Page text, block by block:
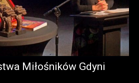
Miłośników Gdyni